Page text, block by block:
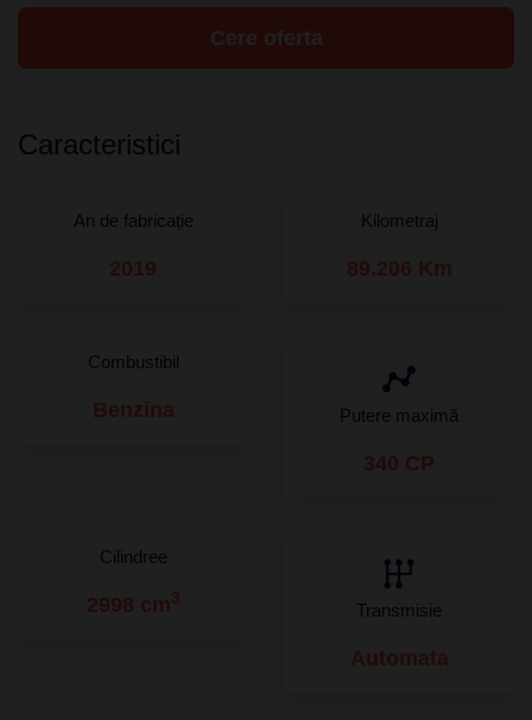
Cere oferta
Caracteristici
An de fabricație
2019
Kilometraj
89.206 Km
Combustibil
Benzina Putere maximă
340 CP
Cilindree
2998 cm 3
Transmisie
Automata